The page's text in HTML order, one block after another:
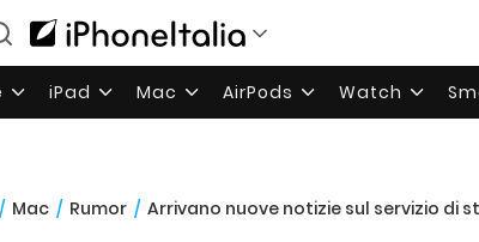
iPad Mac AirPods Watch
/ Mac / Rumor / Arrivano nuove notizie sul servizio di